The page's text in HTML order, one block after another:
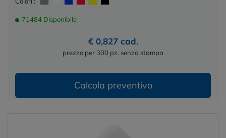
71484 Disponibile
€ 0,827 cad.
prezzo per 300 pz. senza stampa
Calcola preventivo